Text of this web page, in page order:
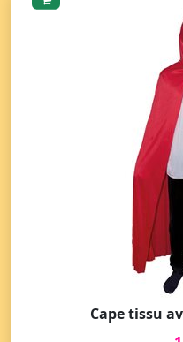
Cape tissu